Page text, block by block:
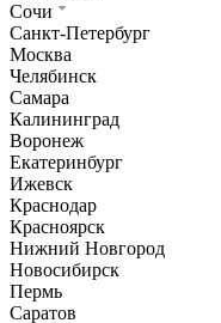
Сочи
Санкт-Петербург
Москва
Челябинск
Самара
Калининград
Воронеж
Екатеринбург
Ижевск
Краснодар
Красноярск
Нижний Новгород
Новосибирск
Пермь
Саратов